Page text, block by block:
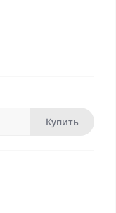
Купить